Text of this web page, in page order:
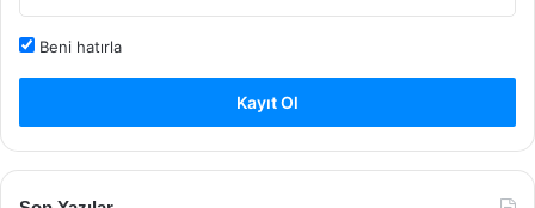
Beni hatırla
Kayıt Ol